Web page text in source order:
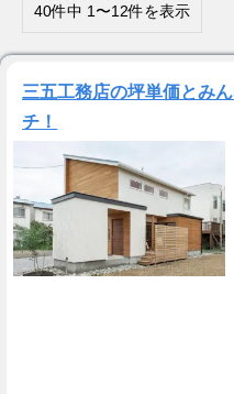
40件中 1〜12件を表示
三五工務店の坪単価とみ
チ！